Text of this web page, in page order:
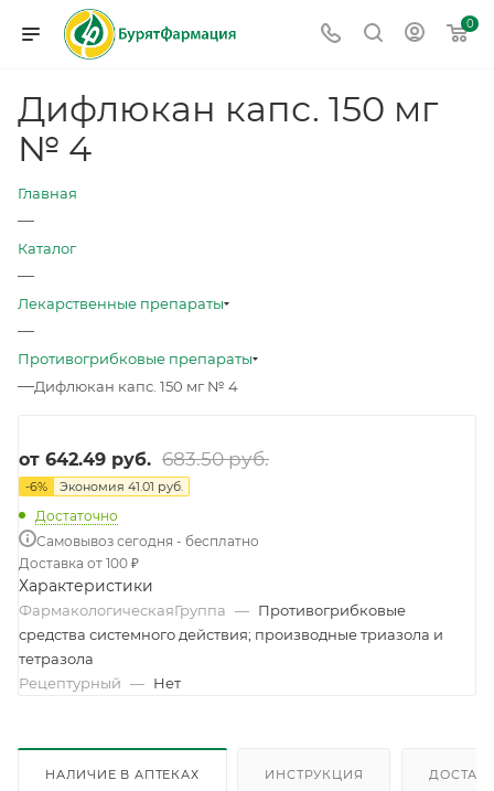
0
Дифлюкан капс. 150 мг
№ 4
Главная
—
Каталог
—
Лекарственные препараты
—
Противогрибковые препараты
—Дифлюкан капс. 150 мг № 4
от 642.49 руб. 683.50 руб.
-6% Экономия 41.01 руб.
Достаточно
Самовывоз сегодня - бесплатно
Доставка от 100 ₽
Характеристики
ФармакологическаяГруппа — Противогрибковые
средства системного действия; производные триазола и
тетразола
Рецептурный — Нет
НАЛИЧИЕ В АПТЕКАХ ИНСТРУКЦИЯ